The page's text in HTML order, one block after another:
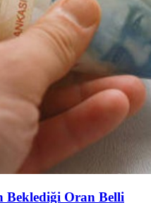
Beklediği Oran Belli